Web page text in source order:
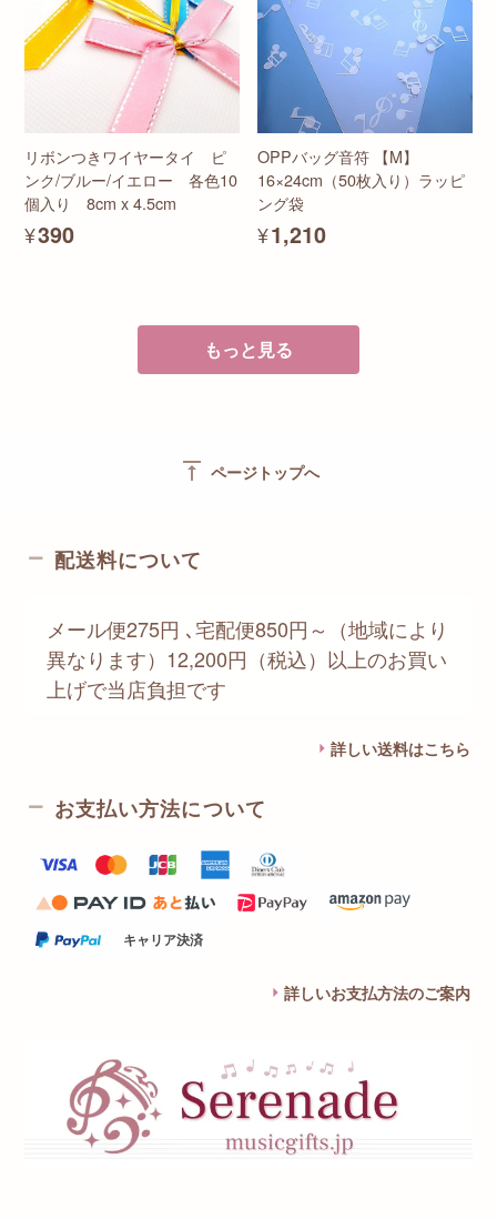
リボンつきワイヤータイ ピ
ンク/ブルー/イエロー 各色10
個入り 8cm x 4.5cm
¥390
OPPバッグ音符 【M】
16×24cm（50枚入り）ラッピ
ング袋
¥1,210
もっと見る
vertical_align_top ページトップへ
配送料について
メール便275円 ､宅配便850円～（地域により
異なります）12,200円（税込）以上のお買い
上げで当店負担です
詳しい送料はこちら
お支払い方法について
キャリア決済
詳しいお支払方法のご案内